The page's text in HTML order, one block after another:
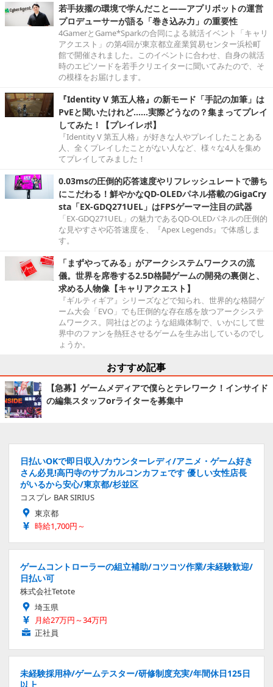
若手抜擢の環境で学んだこと――アプリボットの運営
プロデューサーが語る「巻き込み力」の重要性
4GamerとGame*Sparkの合同による就活イベント「キャリ
アクエスト」の第4回が東京都立産業貿易センター浜松町
館で開催されました。このイベントに合わせ、自身の就活
時のエピソードを若手クリエイターに聞いてみたので、そ
の模様をお届けします。
『Identity V 第五人格』の新モード「手記の加筆」は
PvEと聞いたけれど……実際どうなの？集まってプレイ
してみた！【プレイレポ】
『Identity V 第五人格』が好きな人やプレイしたことある
人、全くプレイしたことがない人など、様々な4人を集め
てプレイしてみました！
0.03msの圧倒的応答速度やリフレッシュレートで勝ち
にこだわる！鮮やかなQD-OLEDパネル搭載のGigaCry
sta「EX-GDQ271UEL」はFPSゲーマー注目の武器
「EX-GDQ271UEL」の魅力であるQD-OLEDパネルの圧倒的
な見やすさや応答速度を、『Apex Legends』で体感しま
す。
「まずやってみる」がアークシステムワークスの流
儀。世界を席巻する2.5D格闘ゲームの開発の裏側と、
求める人物像【キャリアクエスト】
『ギルティギア』シリーズなどで知られ、世界的な格闘ゲ
ーム大会「EVO」でも圧倒的な存在感を放つアークシステ
ムワークス。同社はどのような組織体制で、いかにして世
界中のファンを熱狂させるゲームを生み出しているのでし
ょうか。
おすすめ記事
【急募】ゲームメディアで僕らとテレワーク！インサイド
の編集スタッフorライターを募集中
日払いOKで即日収入/カウンターレディ/アニメ・ゲーム好き
さん必見!高円寺のサブカルコンカフェです 優しい女性店長
がいるから安心/東京都/杉並区
コスプレ BAR SIRIUS
東京都
時給1,700円～
ゲームコントローラーの組立補助/コツコツ作業/未経験歓迎/
日払い可
株式会社Tetote
埼玉県
月給27万円～34万円
正社員
未経験採用枠/ゲームテスター/研修制度充実/年間休日125日
以上